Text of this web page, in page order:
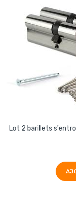
Lot 2 barillets